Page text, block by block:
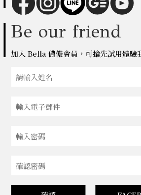
Be our friend
加入 Bella 儂儂會員，可搶先試用體驗